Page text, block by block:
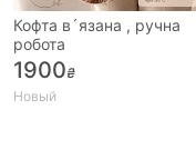
Кофта в´язана , ручна
робота
1900₴
Новый